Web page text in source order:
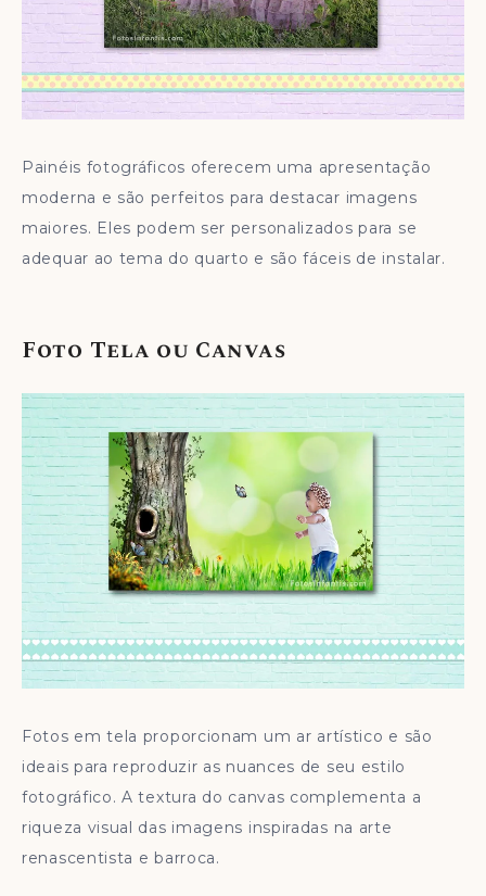
Painéis fotográficos oferecem uma apresentação
moderna e são perfeitos para destacar imagens
maiores. Eles podem ser personalizados para se
adequar ao tema do quarto e são fáceis de instalar.
Foto Tela ou Canvas
Fotos em tela proporcionam um ar artístico e são
ideais para reproduzir as nuances de seu estilo
fotográfico. A textura do canvas complementa a
riqueza visual das imagens inspiradas na arte
renascentista e barroca.